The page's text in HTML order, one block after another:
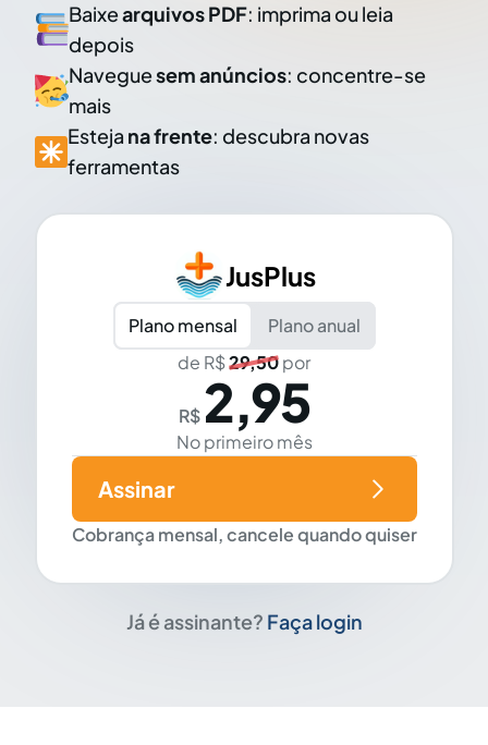
Baixearquivos PDF: imprima ou leia
depois
Naveguesem anúncios: concentre-se
mais
Esteja na frente: descubra novas
ferramentas
JusPlus
Plano mensal
Plano anual
de R$29,50por
R$ 2,95
No primeiro mês
Cobrança mensal, cancele quando quiser
Assinar
Já é assinante? Faça login